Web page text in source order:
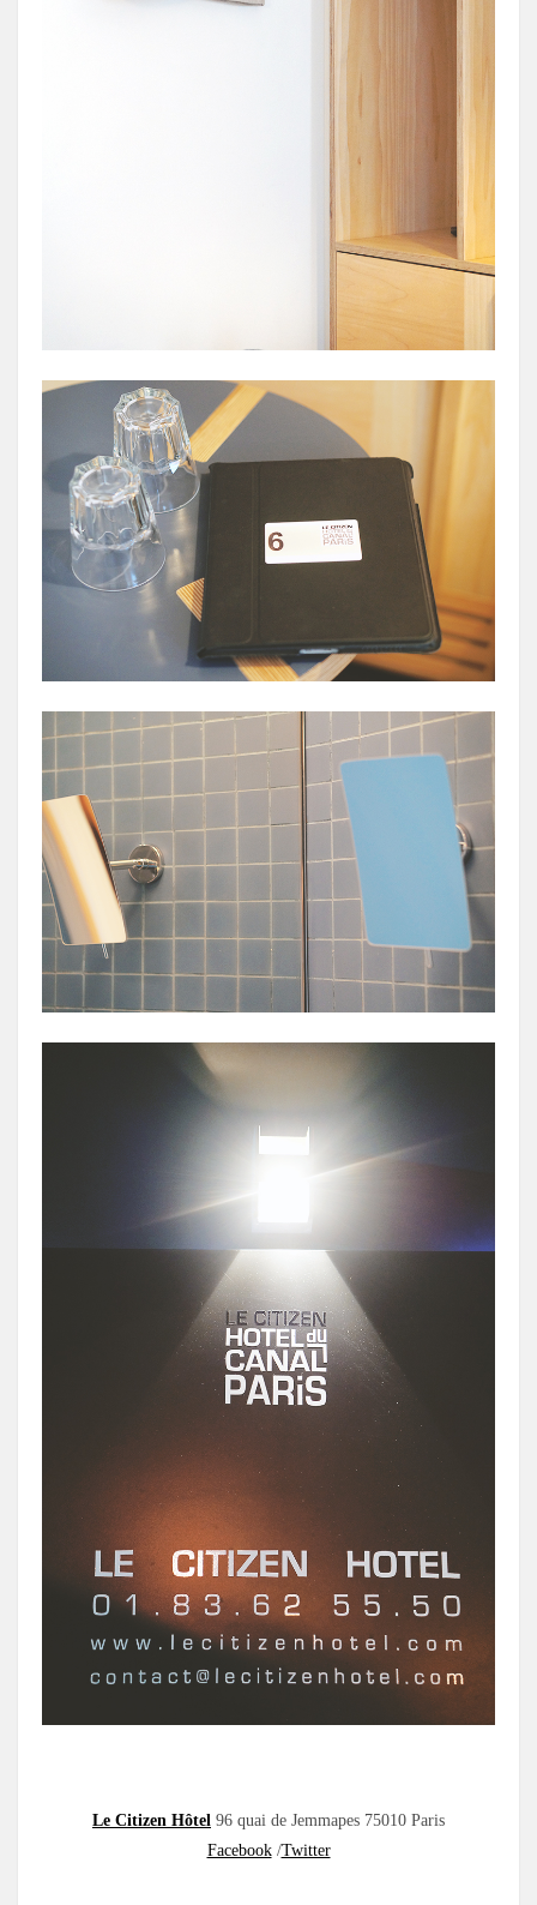
Le Citizen Hôtel 96 quai de Jemmapes 75010 Paris
Facebook/Twitter